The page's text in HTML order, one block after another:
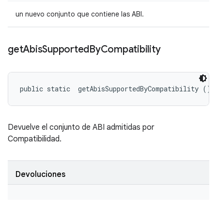
un nuevo conjunto que contiene las ABI.
getAbisSupportedByCompatibility
public static getAbisSupportedByCompatibility ()
Devuelve el conjunto de ABI admitidas por
Compatibilidad.
Devoluciones